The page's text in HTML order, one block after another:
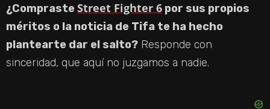
¿Compraste Street Fighter 6 por sus propios
méritos o la noticia de Tifa te ha hecho
plantearte dar el salto? Responde con
sinceridad, que aquí no juzgamos a nadie.